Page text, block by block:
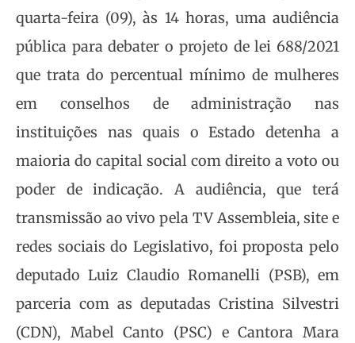
quarta-feira (09), às 14 horas, uma audiência
pública para debater o projeto de lei 688/2021
que trata do percentual mínimo de mulheres
em conselhos de administração nas
instituições nas quais o Estado detenha a
maioria do capital social com direito a voto ou
poder de indicação. A audiência, que terá
transmissão ao vivo pela TV Assembleia, site e
redes sociais do Legislativo, foi proposta pelo
deputado Luiz Claudio Romanelli (PSB), em
parceria com as deputadas Cristina Silvestri
(CDN), Mabel Canto (PSC) e Cantora Mara